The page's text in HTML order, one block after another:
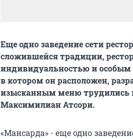
Еще одно заведение сети
сложившейся традиции,
индивидуальностью и особым
в котором он расположен,
изысканным меню трудились
Максимилиан Атсори.
«Мансарда» - еще одно